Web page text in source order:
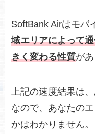
SoftBank Airはモバ
域エリアによって
きく変わる性質があ
上記の速度結果は
なので、あなたの
かはわかりません。